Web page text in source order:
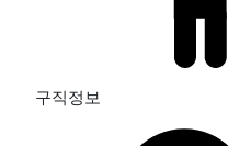
구직정보